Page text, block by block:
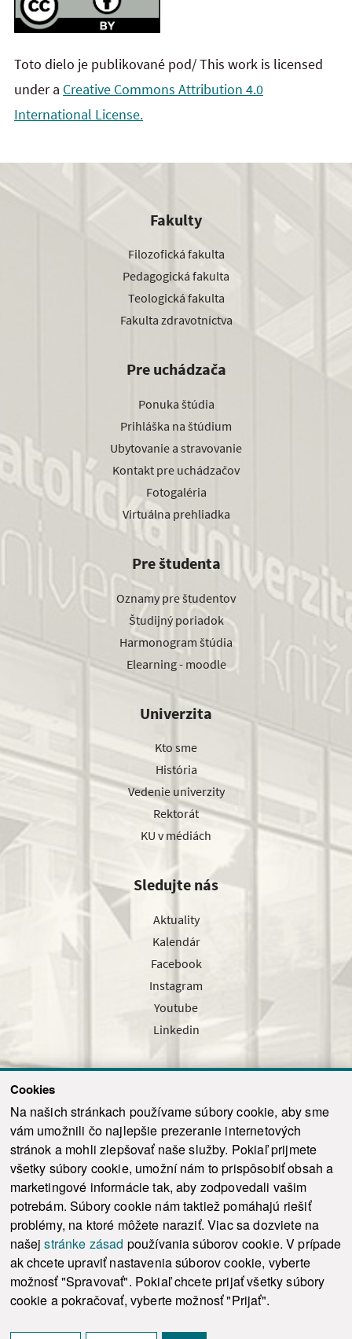
Cookies
Na našich stránkach používame súbory cookie, aby sme
vám umožnili čo najlepšie prezeranie internetových
stránok a mohli zlepšovať naše služby. Pokiaľ prijmete
všetky súbory cookie, umožní nám to prispôsobiť obsah a
marketingové informácie tak, aby zodpovedali vašim
potrebám. Súbory cookie nám taktiež pomáhajú riešiť
problémy, na ktoré môžete naraziť. Viac sa dozviete na
našejstránke zásad používania súborov cookie. V prípade
ak chcete upraviť nastavenia súborov cookie, vyberte
možnosť "Spravovať". Pokiaľ chcete prijať všetky súbory
cookie a pokračovať, vyberte možnosť "Prijať".
Toto dielo je publikované pod/ This work is licensed
under a Creative Commons Attribution 4.0
International License.
Fakulty
Filozofická fakulta
Pedagogická fakulta
Teologická fakulta
Fakulta zdravotníctva
Pre uchádzača
Ponuka štúdia
Prihláška na štúdium
Ubytovanie a stravovanie
Kontakt pre uchádzačov
Fotogaléria
Virtuálna prehliadka
Pre študenta
Oznamy pre študentov
Študijný poriadok
Harmonogram štúdia
Elearning - moodle
Univerzita
Kto sme
História
Vedenie univerzity
Rektorát
KU v médiách
Sledujte nás
Aktuality
Kalendár
Facebook
Instagram
Youtube
Linkedin
Odoslať
© 2021-2026 ku.sk. Všetky práva vyhradené. | Ochrana osobných údajov
Vyhlásenie o prístupnosti |
Admin
This site is protected by reCAPTCHA and the Google Privacy Policy and Terms of
Service
apply.